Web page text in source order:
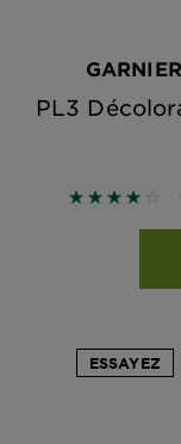
PL3
4.1429 out
ESSAYEZ